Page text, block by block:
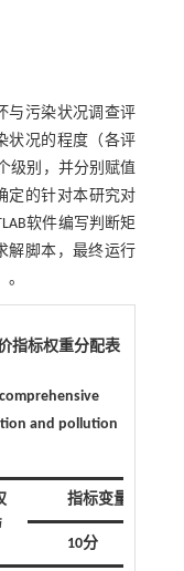
与污染状况调查评
状况的程度（各评
级别，并分别赋值
定的针对本研究对
软件编写判断矩
解脚本，最终运行
。
指标权重分配表
and pollution
指标变量（
10分